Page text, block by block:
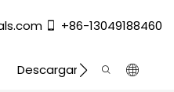
+86-13049188460
Descargar